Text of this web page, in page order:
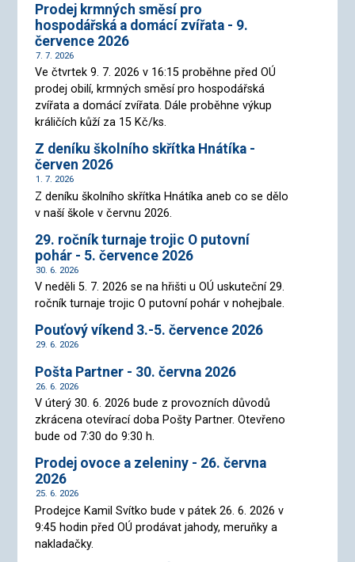
Prodej krmných směsí pro
hospodářská a domácí zvířata - 9.
července 2026
7. 7. 2026
Ve čtvrtek 9. 7. 2026 v 16:15 proběhne před OÚ
prodej obilí, krmných směsí pro hospodářská
zvířata a domácí zvířata. Dále proběhne výkup
králičích kůží za 15 Kč/ks.
Z deníku školního skřítka Hnátíka -
červen 2026
1. 7. 2026
Z deníku školního skřítka Hnátíka aneb co se dělo
v naší škole v červnu 2026.
29. ročník turnaje trojic O putovní
pohár - 5. července 2026
30. 6. 2026
V neděli 5. 7. 2026 se na hřišti u OÚ uskuteční 29.
ročník turnaje trojic O putovní pohár v nohejbale.
Pouťový víkend 3.-5. července 2026
29. 6. 2026
Pošta Partner - 30. června 2026
26. 6. 2026
V úterý 30. 6. 2026 bude z provozních důvodů
zkrácena otevírací doba Pošty Partner. Otevřeno
bude od 7:30 do 9:30 h.
Prodej ovoce a zeleniny - 26. června
2026
25. 6. 2026
Prodejce Kamil Svítko bude v pátek 26. 6. 2026 v
9:45 hodin před OÚ prodávat jahody, meruňky a
nakladačky.